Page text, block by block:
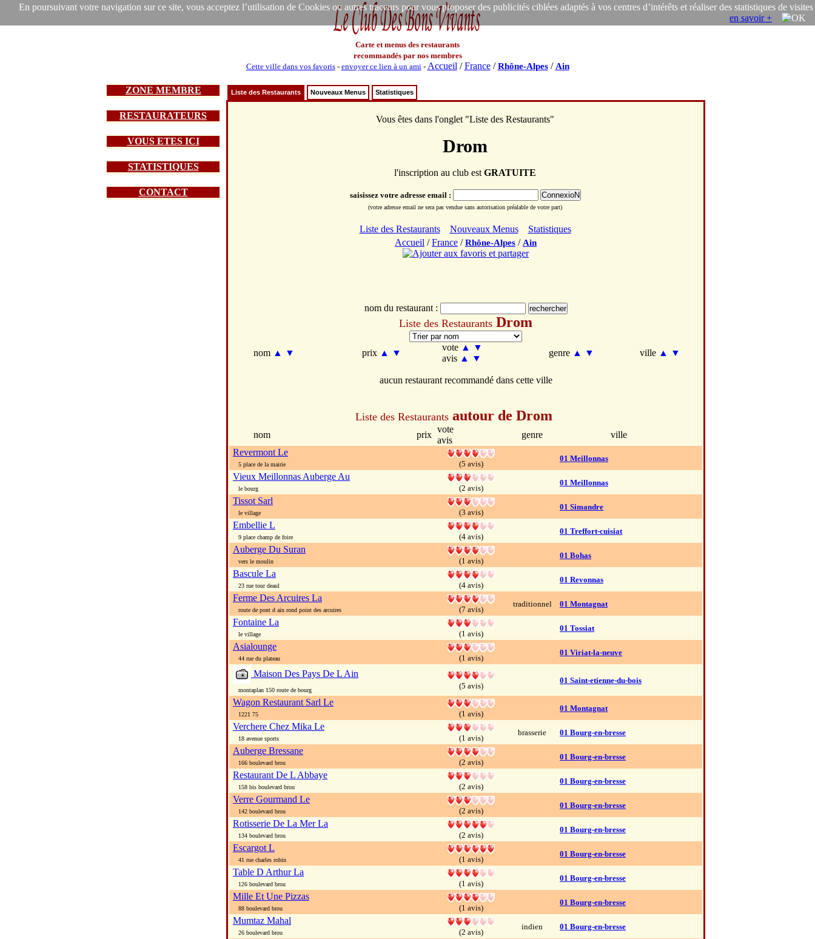
En poursuivant votre navigation sur ce site, vous acceptez l’utilisation de Cookies ou autres traceurs pour vous proposer des publicités ciblées adaptés à vos centres d’intérêts et réaliser des statistiques de visites
en savoir +
Carte et menus des restaurants
recommandés par nos membres
Cette ville dans vos favoris- envoyer ce lien à un ami- Accueil /France/Rhône-Alpes/ Ain
ZONE MEMBRE
RESTAURATEURS
VOUS ETES ICI
STATISTIQUES
CONTACT
Liste des Restaurants Nouveaux Menus Statistiques
Vous êtes dans l'onglet "Liste des Restaurants"
Drom
l'inscription au club est GRATUITE
saisissez votre adresse email :
(votre adresse email ne sera pas vendue sans autorisation préalable de votre part)
Liste des Restaurants Nouveaux Menus
Statistiques
Accueil /France /Rhône-Alpes / Ain
nom du restaurant :
Liste des Restaurants Drom
nom ▲ ▼ prix ▲ ▼
vote ▲
▼
avis ▲ ▼
genre ▲ ▼ ville ▲ ▼
aucun restaurant recommandé dans cette ville
Liste des Restaurants autour de Drom
nom prix
vote
avis
genre
ville
Revermont Le
5 place de la mairie (5 avis)
01 Meillonnas
Vieux Meillonnas Auberge Au
le bourg (2 avis)
01 Meillonnas
Tissot Sarl
le village (3 avis)
01 Simandre
Embellie L
9 place champ de foire (4 avis)
01 Treffort-cuisiat
Auberge Du Suran
vers le moulin (1 avis)
01 Bohas
Bascule La
23 rue tour deaul (4 avis)
01 Revonnas
Ferme Des Arcuires La
route de pont d ain rond point des arcuires (7 avis)
traditionnel 01 Montagnat
Fontaine La
le village (1 avis)
01 Tossiat
Asialounge
44 rue du plateau (1 avis)
01 Viriat-la-neuve
Maison Des Pays De L Ain
montaplan 150 route de bourg (5 avis)
01 Saint-etienne-du-bois
Wagon Restaurant Sarl Le
1221 75 (1 avis)
01 Montagnat
Verchere Chez Mika Le
18 avenue sports (1 avis)
brasserie 01 Bourg-en-bresse
Auberge Bressane
166 boulevard brou (2 avis)
01 Bourg-en-bresse
Restaurant De L Abbaye
158 bis boulevard brou (2 avis)
01 Bourg-en-bresse
Verre Gourmand Le
142 boulevard brou (2 avis)
01 Bourg-en-bresse
Rotisserie De La Mer La
134 boulevard brou (2 avis)
01 Bourg-en-bresse
Escargot L
41 rue charles robin (1 avis)
01 Bourg-en-bresse
Table D Arthur La
126 boulevard brou (1 avis)
01 Bourg-en-bresse
Mille Et Une Pizzas
88 boulevard brou (1 avis)
01 Bourg-en-bresse
Mumtaz Mahal
26 boulevard brou (2 avis)
indien 01 Bourg-en-bresse